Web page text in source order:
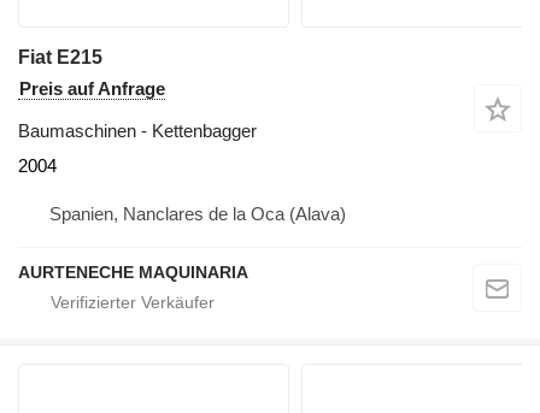
Fiat E215
Preis auf Anfrage
Baumaschinen - Kettenbagger
2004
Spanien, Nanclares de la Oca (Alava)
AURTENECHE MAQUINARIA